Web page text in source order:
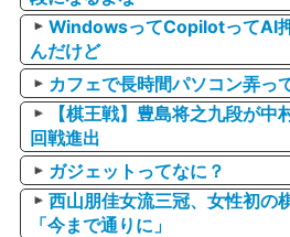
WindowsってCopilotってAI
んだけど
カフェで長時間パソコン弄っ
【棋王戦】豊島将之九段が中
回戦進出
ガジェットってなに？
西山朋佳女流三冠、女性初の
「今まで通りに」